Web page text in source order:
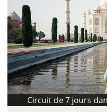
Circuit de 7 jours